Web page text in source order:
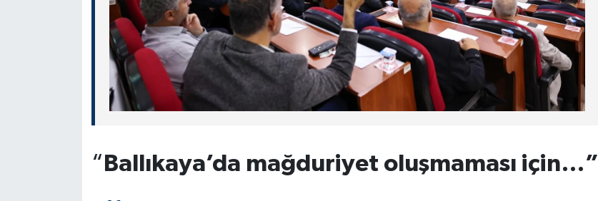
“ Ballıkaya’da mağduriyet oluşmaması için…”